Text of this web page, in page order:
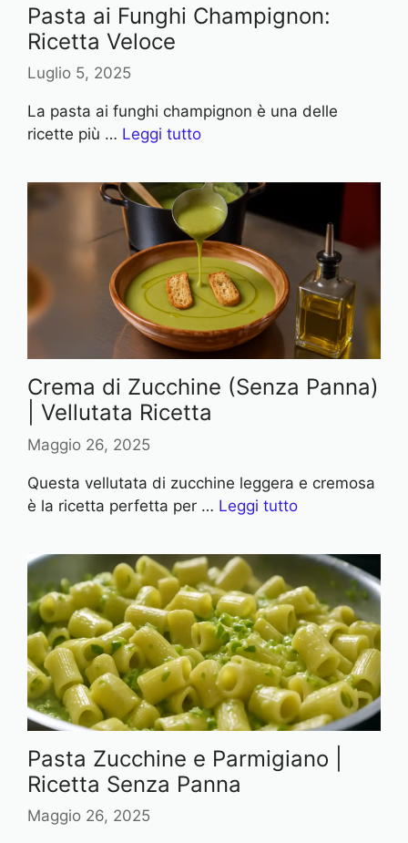
Pasta ai Funghi Champignon:
Ricetta Veloce
Luglio 5, 2025
La pasta ai funghi champignon è una delle
ricette più … Leggi tutto
Crema di Zucchine (Senza Panna)
| Vellutata Ricetta
Maggio 26, 2025
Questa vellutata di zucchine leggera e cremosa
è la ricetta perfetta per … Leggi tutto
Pasta Zucchine e Parmigiano |
Ricetta Senza Panna
Maggio 26, 2025